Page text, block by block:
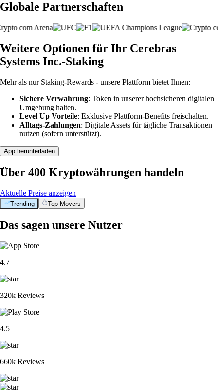
Globale Partnerschaften
Weitere Optionen für Ihr Cerebras
Systems Inc.-Staking
Mehr als nur Staking-Rewards - unsere Plattform bietet Ihnen:
Sichere Verwahrung: Token in unserer hochsicheren digitalen
Umgebung halten.
Level Up Vorteile: Exklusive Plattform-Benefits freischalten.
Alltags-Zahlungen: Digitale Assets für tägliche Transaktionen
nutzen (sofern unterstützt).
App herunterladen
Über 400 Kryptowährungen handeln
Aktuelle Preise anzeigen
Trending Top Movers
Das sagen unsere Nutzer
4.7
320k Reviews
4.5
660k Reviews